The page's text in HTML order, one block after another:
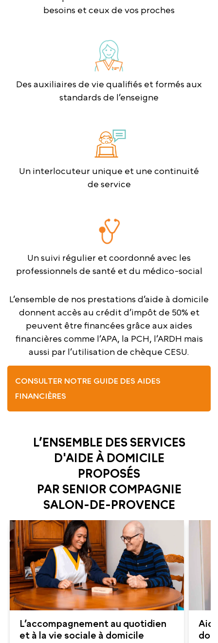
besoins et ceux de vos proches
Des auxiliaires de vie qualifiés et formés aux
standards de l’enseigne
Un interlocuteur unique et une continuité
de service
Un suivi régulier et coordonné avec les
professionnels de santé et du médico-social
L’ensemble de nos prestations d’aide à domicile
donnent accès au crédit d’impôt de 50% et
peuvent être financées grâce aux aides
financières comme l’APA, la PCH, l’ARDH mais
aussi par l’utilisation de chèque CESU.
CONSULTER NOTRE GUIDE DES AIDES
FINANCIÈRES
L’ENSEMBLE DES SERVICES
D'AIDE À DOMICILE
PROPOSÉS
PAR SENIOR COMPAGNIE
SALON-DE-PROVENCE
L’accompagnement au quotidien
et à la vie sociale à domicile